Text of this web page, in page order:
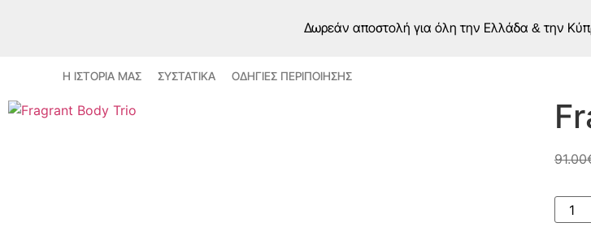
Δωρεάν αποστολή για όλη την Ελλάδα & την
Η ΙΣΤΟΡΙΑ ΜΑΣ ΣΥΣΤΑΤΙΚΑ ΟΔΗΓΙΕΣ ΠΕΡΙΠΟΙΗΣΗΣ
91.00